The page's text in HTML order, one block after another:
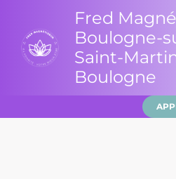
contenu
Fred
Boulogne-
Saint-
Boulogne